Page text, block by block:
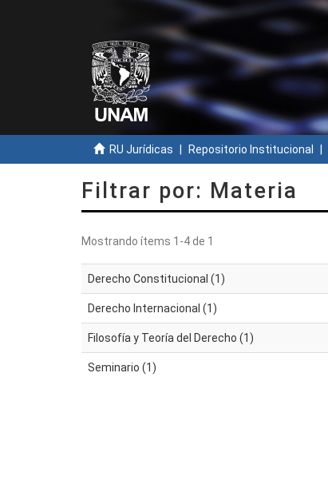
RU Jurídicas Repositorio Institucional
Filtrar por: Materia
Mostrando ítems 1-4 de 1
Derecho Constitucional (1)
Derecho Internacional (1)
Filosofía y Teoría del Derecho (1)
Seminario (1)